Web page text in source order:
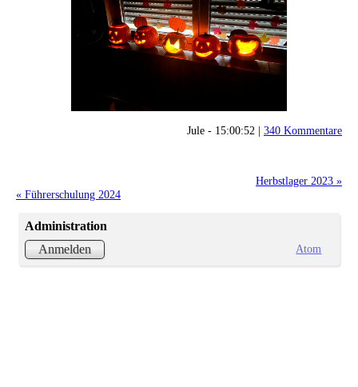
Jule - 15:00:52 | 340 Kommentare
Herbstlager 2023 »
« Führerschulung 2024
Administration
Anmelden
Atom